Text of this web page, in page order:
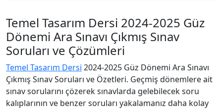
Temel Tasarım Dersi 2024-2025 Güz
Dönemi Ara Sınavı Çıkmış Sınav
Soruları ve Çözümleri
Temel Tasarım Dersi 2024-2025 Güz Dönemi Ara Sınavı
Çıkmış Sınav Soruları ve Özetleri. Geçmiş dönemlere ait
sınav sorularını çözerek sınavlarda gelebilecek soru
kalıplarının ve benzer soruları yakalamanız daha kolay